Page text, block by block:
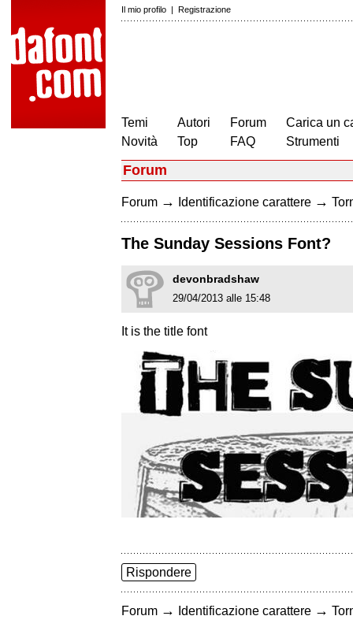
Il mio profilo | Registrazione
Temi
Novità
Autori
Top
Forum
FAQ
Carica un
Strumenti
Forum
Forum → Identificazione carattere →
The Sunday Sessions Font?
devonbradshaw
29/04/2013 alle 15:48
It is the title font
Rispondere
Forum → Identificazione carattere →